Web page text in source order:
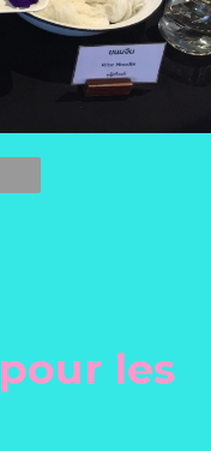
les